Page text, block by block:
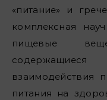
«питание» и
комплексная
пищевые
взаимодействия
питания на